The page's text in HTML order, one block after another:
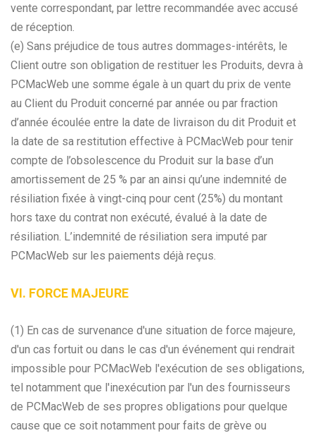
vente correspondant, par lettre recommandée avec accusé
de réception.
(e) Sans préjudice de tous autres dommages-intérêts, le
Client outre son obligation de restituer les Produits, devra à
PCMacWeb une somme égale à un quart du prix de vente
au Client du Produit concerné par année ou par fraction
d’année écoulée entre la date de livraison du dit Produit et
la date de sa restitution effective à PCMacWeb pour tenir
compte de l’obsolescence du Produit sur la base d’un
amortissement de 25 % par an ainsi qu’une indemnité de
résiliation fixée à vingt-cinq pour cent (25%) du montant
hors taxe du contrat non exécuté, évalué à la date de
résiliation. L’indemnité de résiliation sera imputé par
PCMacWeb sur les paiements déjà reçus.
VI. FORCE MAJEURE
(1) En cas de survenance d'une situation de force majeure,
d'un cas fortuit ou dans le cas d'un événement qui rendrait
impossible pour PCMacWeb l'exécution de ses obligations,
tel notamment que l'inexécution par l'un des fournisseurs
de PCMacWeb de ses propres obligations pour quelque
cause que ce soit notamment pour faits de grève ou